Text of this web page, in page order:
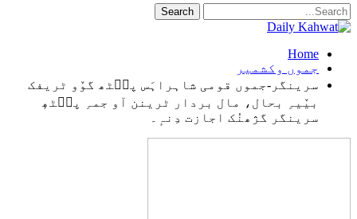
Home
جموں وکشمیر
سرینگر-جموں قومی شاہراہَس پٮ۪ٹھ گوٚو ٹریفک
بیٚیہِ بحال، مال بردار ٹرینن آو جمہِ پٮ۪ٹھٕ
سرینگر گژھنُک اجازت دِنہٕ۔